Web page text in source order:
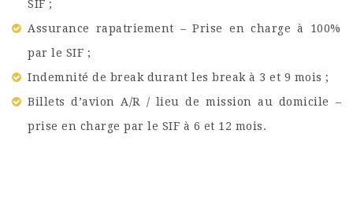
SIF ;
Assurance rapatriement – Prise en charge à 100%
par le SIF ;
Indemnité de break durant les break à 3 et 9 mois ;
Billets d’avion A/R / lieu de mission au domicile –
prise en charge par le SIF à 6 et 12 mois.